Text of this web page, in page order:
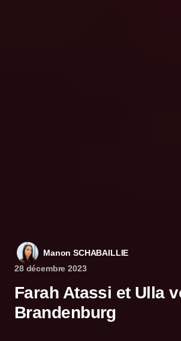
Manon SCHABAILLIE
28 décembre 2023
Farah Atassi et Ulla
Brandenburg